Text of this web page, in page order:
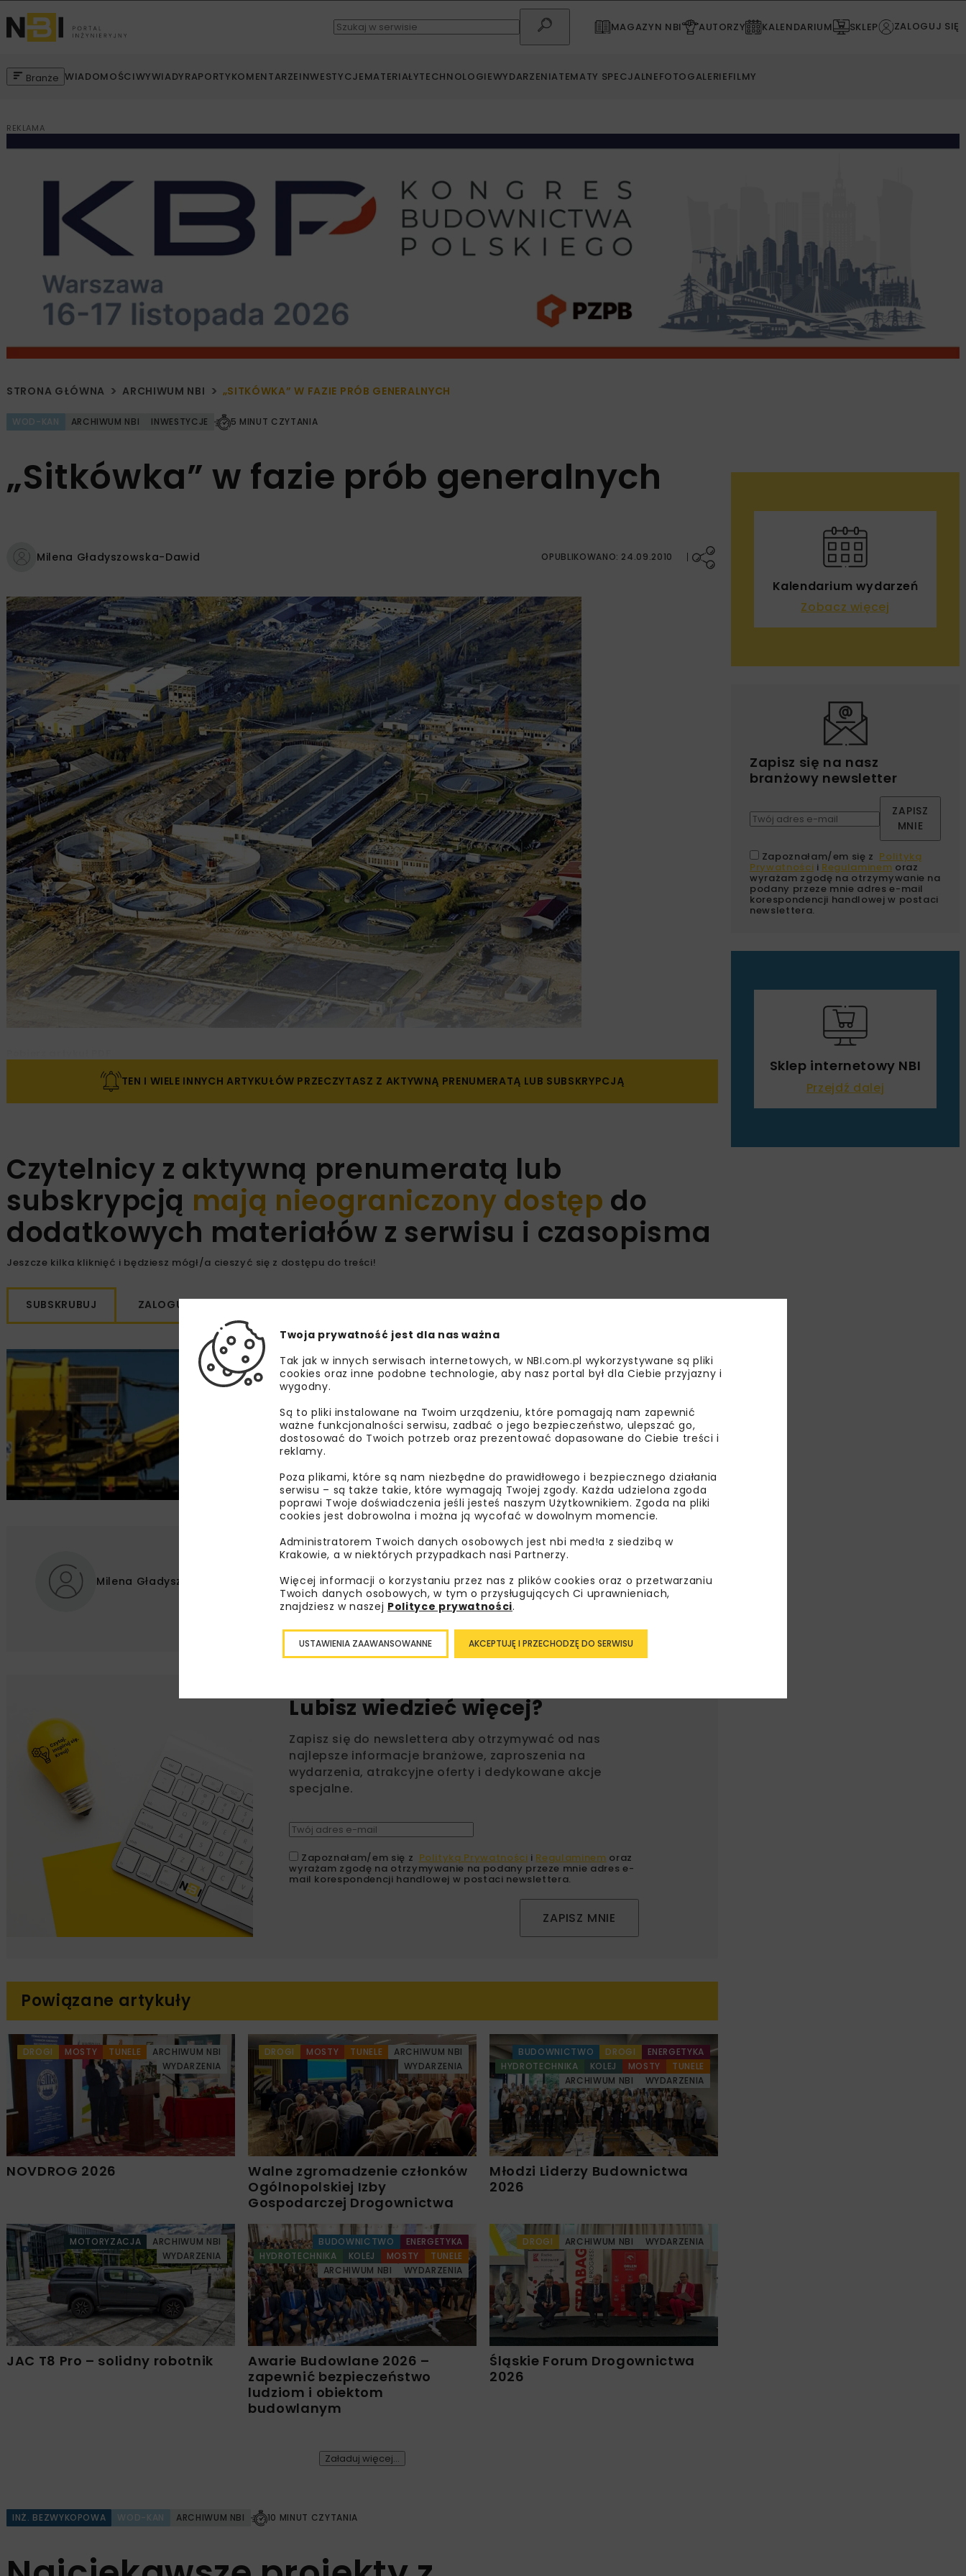
MAGAZYN NBI AUTORZY KALENDARIUM SKLEP ZALOGUJ SIĘ
Branże WIADOMOŚCIWYWIADYRAPORTYKOMENTARZEINWESTYCJEMATERIAŁYTECHNOLOGIEWYDARZENIATEMATY SPECJALNEFOTOGALERIEFILMY
REKLAMA
STRONA GŁÓWNA ARCHIWUM NBI „SITKÓWKA” W FAZIE PRÓB GENERALNYCH
WOD-KAN ARCHIWUM NBI INWESTYCJE 5 MINUT CZYTANIA
„Sitkówka” w fazie prób generalnych
Milena Gładyszowska-Dawid OPUBLIKOWANO: 24.09.2010
TEN I WIELE INNYCH ARTYKUŁÓW PRZECZYTASZ Z AKTYWNĄ PRENUMERATĄ LUB SUBSKRYPCJĄ
Czytelnicy z aktywną prenumeratą lub
subskrypcją mają nieograniczony dostęp do
dodatkowych materiałów z serwisu i czasopisma
Jeszcze kilka kliknięć i będziesz mógł/a cieszyć się z dostępu do treści!
SUBSKRUBUJ ZALOGUJ SIĘ
Milena Gładyszowska-Dawid
OCZYSZCZALNIA ŚCIEKÓW WOD-KAN
Lubisz wiedzieć więcej?
Zapisz się do newslettera aby otrzymywać od nas
najlepsze informacje branżowe, zaproszenia na
wydarzenia, atrakcyjne oferty i dedykowane akcje
specjalne.
Zapoznałam/em się z Polityką Prywatności i Regulaminem oraz
wyrażam zgodę na otrzymywanie na podany przeze mnie adres e-
mail korespondencji handlowej w postaci newslettera.
ZAPISZ MNIE
Powiązane artykuły
DROGI MOSTY TUNELE
ARCHIWUM NBI
WYDARZENIA
NOVDROG 2026
DROGI MOSTY TUNELE
ARCHIWUM NBI
WYDARZENIA
Walne zgromadzenie członków
Ogólnopolskiej Izby
Gospodarczej Drogownictwa
BUDOWNICTWO DROGI
ENERGETYKA
HYDROTECHNIKA
KOLEJ MOSTY
TUNELE
ARCHIWUM NBI
WYDARZENIA
Młodzi Liderzy Budownictwa
2026
MOTORYZACJA
ARCHIWUM NBI
WYDARZENIA
JAC T8 Pro – solidny robotnik
BUDOWNICTWO
ENERGETYKA
HYDROTECHNIKA
KOLEJ MOSTY
TUNELE
ARCHIWUM NBI
WYDARZENIA
Awarie Budowlane 2026 –
zapewnić bezpieczeństwo
ludziom i obiektom
budowlanym
DROGI ARCHIWUM NBI WYDARZENIA
Śląskie Forum Drogownictwa
2026
Załaduj więcej...
INŻ. BEZWYKOPOWA WOD-KAN ARCHIWUM NBI 10 MINUT CZYTANIA
Kalendarium wydarzeń
Zobacz więcej
Zapisz się na nasz
branżowy newsletter
ZAPISZ
MNIE
Zapoznałam/em się z Polityką
Prywatności i Regulaminem oraz
wyrażam zgodę na otrzymywanie na
podany przeze mnie adres e-mail
korespondencji handlowej w postaci
newslettera.
Sklep internetowy NBI
Przejdź dalej
Twoja prywatność jest dla nas ważna
Tak jak w innych serwisach internetowych, w NBI.com.pl wykorzystywane są pliki
cookies oraz inne podobne technologie, aby nasz portal był dla Ciebie przyjazny i
wygodny.
Są to pliki instalowane na Twoim urządzeniu, które pomagają nam zapewnić
ważne funkcjonalności serwisu, zadbać o jego bezpieczeństwo, ulepszać go,
dostosować do Twoich potrzeb oraz prezentować dopasowane do Ciebie treści i
reklamy.
Poza plikami, które są nam niezbędne do prawidłowego i bezpiecznego działania
serwisu – są także takie, które wymagają Twojej zgody. Każda udzielona zgoda
poprawi Twoje doświadczenia jeśli jesteś naszym Użytkownikiem. Zgoda na pliki
cookies jest dobrowolna i można ją wycofać w dowolnym momencie.
Administratorem Twoich danych osobowych jest nbi med!a z siedzibą w
Krakowie, a w niektórych przypadkach nasi Partnerzy.
Więcej informacji o korzystaniu przez nas z plików cookies oraz o przetwarzaniu
Twoich danych osobowych, w tym o przysługujących Ci uprawnieniach,
znajdziesz w naszej Polityce prywatności.
AKCEPTUJĘ I PRZECHODZĘ DO SERWISU
USTAWIENIA ZAAWANSOWANNE